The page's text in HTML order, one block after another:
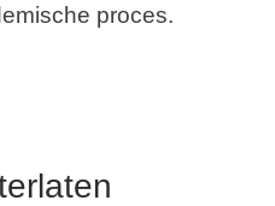
proces.